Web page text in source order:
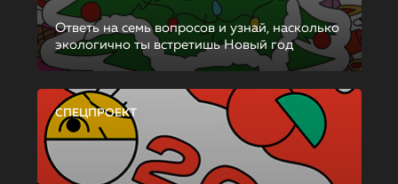
Ответь на семь вопросов и узнай, насколько
экологично ты встретишь Новый год
СПЕЦПРОЕКТ